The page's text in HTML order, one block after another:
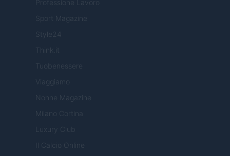
Professione Lavoro
Sport Magazine
Style24
Think.it
Tuobenessere
Viaggiamo
Nonne Magazine
Milano Cortina
Luxury Club
Il Calcio Online